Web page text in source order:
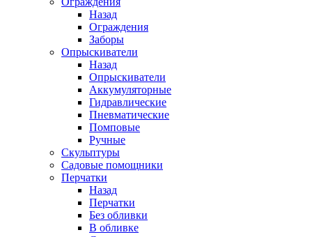
Назад
Ограждения
Заборы
Опрыскиватели
Назад
Опрыскиватели
Аккумуляторные
Гидравлические
Пневматические
Помповые
Ручные
Скульптуры
Садовые помощники
Перчатки
Назад
Перчатки
Без обливки
В обливке